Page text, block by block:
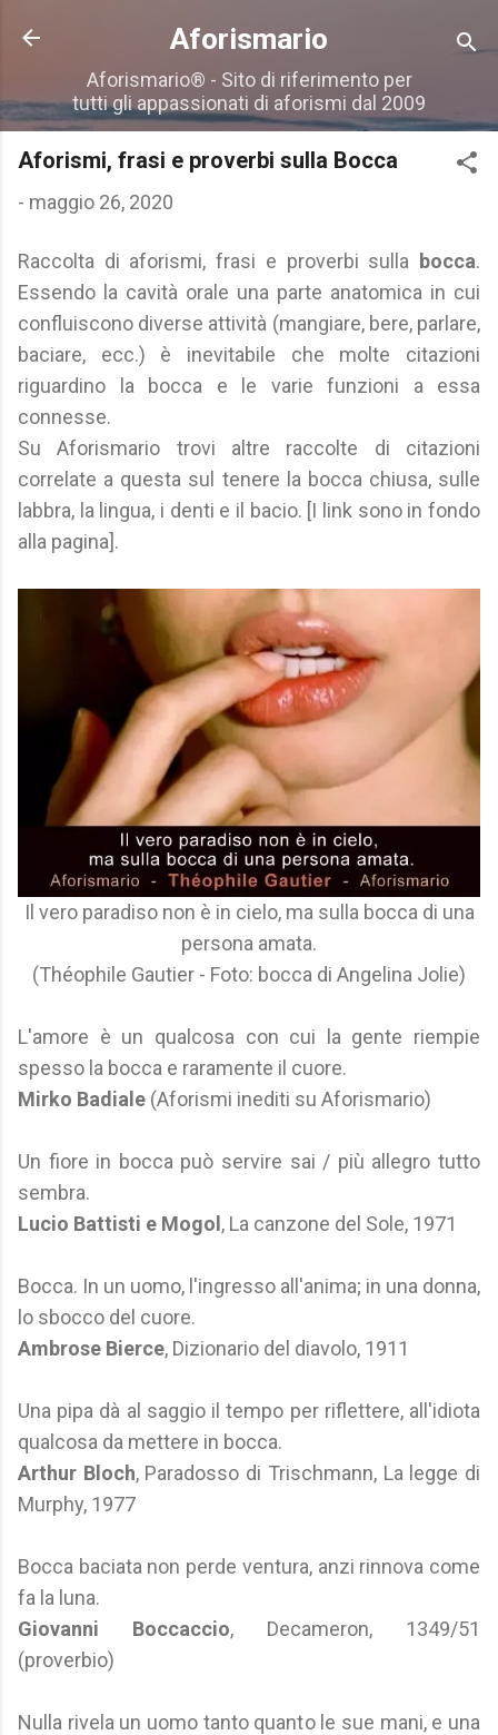
Passa ai contenuti principali
Aforismario
Aforismario® - Sito di riferimento per
tutti gli appassionati di aforismi dal 2009
Aforismi, frasi e proverbi sulla Bocca
- maggio 26, 2020
Raccolta di aforismi, frasi e proverbi sulla bocca.
Essendo la cavità orale una parte anatomica in cui
confluiscono diverse attività (mangiare, bere, parlare,
baciare, ecc.) è inevitabile che molte citazioni
riguardino la bocca e le varie funzioni a essa
connesse.
Su Aforismario trovi altre raccolte di citazioni
correlate a questa sul tenere la bocca chiusa, sulle
labbra, la lingua, i denti e il bacio. [I link sono in fondo
alla pagina].
Il vero paradiso non è in cielo, ma sulla bocca di una
persona amata.
(Théophile Gautier - Foto: bocca di Angelina Jolie)
L'amore è un qualcosa con cui la gente riempie
spesso la bocca e raramente il cuore.
Mirko Badiale (Aforismi inediti su Aforismario)
Un fiore in bocca può servire sai / più allegro tutto
sembra.
Lucio Battisti e Mogol , La canzone del Sole, 1971
Bocca. In un uomo, l'ingresso all'anima; in una donna,
lo sbocco del cuore.
Ambrose Bierce, Dizionario del diavolo, 1911
Una pipa dà al saggio il tempo per riflettere, all'idiota
qualcosa da mettere in bocca.
Arthur Bloch, Paradosso di Trischmann, La legge di
Murphy, 1977
Bocca baciata non perde ventura, anzi rinnova come
fa la luna.
Giovanni Boccaccio, Decameron, 1349/51
(proverbio)
Nulla rivela un uomo tanto quanto le sue mani, e una